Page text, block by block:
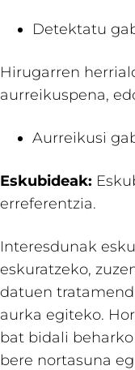
Detektatu
Hirugarren
aurreikuspena,
Aurreikusi
Eskubideak:
erreferentzia.
Interesdunak
eskuratzeko,
datuen
aurka egiteko.
bat bidali
bere nortasuna